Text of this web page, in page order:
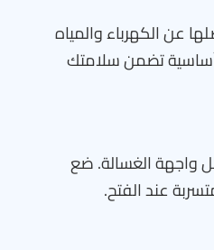
عن الكهرباء والمياه
تضمن سلامتك
واجهة الغسالة. ضع
عند الفتح.